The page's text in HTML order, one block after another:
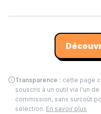
Transparence : cette page
souscris à un outil via l'un
commission, sans surcoût
sélection. En savoir plus